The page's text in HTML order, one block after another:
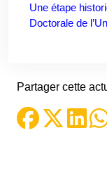
Une étape
Doctorale de
Partager cette